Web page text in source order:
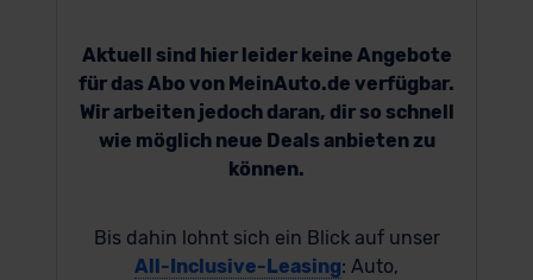
Aktuell sind hier leider keine Angebote
für das Abo von MeinAuto.de verfügbar.
Wir arbeiten jedoch daran, dir so schnell
wie möglich neue Deals anbieten zu
können.
Bis dahin lohnt sich ein Blick auf unser
All-Inclusive-Leasing: Auto,